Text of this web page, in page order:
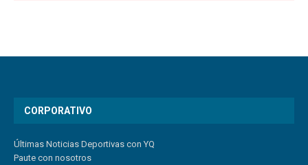
CORPORATIVO
Últimas Noticias Deportivas con YQ
Paute con nosotros